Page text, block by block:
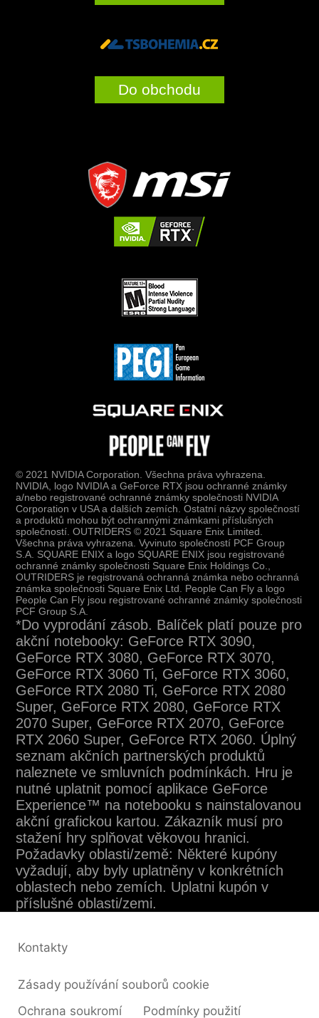
Do obchodu
© 2021 NVIDIA Corporation. Všechna práva vyhrazena.
NVIDIA, logo NVIDIA a GeForce RTX jsou ochranné známky
a/nebo registrované ochranné známky společnosti NVIDIA
Corporation v USA a dalších zemích. Ostatní názvy společností
a produktů mohou být ochrannými známkami příslušných
společností. OUTRIDERS © 2021 Square Enix Limited.
Všechna práva vyhrazena. Vyvinuto společností PCF Group
S.A. SQUARE ENIX a logo SQUARE ENIX jsou registrované
ochranné známky společnosti Square Enix Holdings Co.,
OUTRIDERS je registrovaná ochranná známka nebo ochranná
známka společnosti Square Enix Ltd. People Can Fly a logo
People Can Fly jsou registrované ochranné známky společnosti
PCF Group S.A.
*Do vyprodání zásob. Balíček platí pouze pro
akční notebooky: GeForce RTX 3090,
GeForce RTX 3080, GeForce RTX 3070,
GeForce RTX 3060 Ti, GeForce RTX 3060,
GeForce RTX 2080 Ti, GeForce RTX 2080
Super, GeForce RTX 2080, GeForce RTX
2070 Super, GeForce RTX 2070, GeForce
RTX 2060 Super, GeForce RTX 2060. Úplný
seznam akčních partnerských produktů
naleznete ve smluvních podmínkách. Hru je
nutné uplatnit pomocí aplikace GeForce
Experience™ na notebooku s nainstalovanou
akční grafickou kartou. Zákazník musí pro
stažení hry splňovat věkovou hranici.
Požadavky oblasti/země: Některé kupóny
vyžadují, aby byly uplatněny v konkrétních
oblastech nebo zemích. Uplatni kupón v
příslušné oblasti/zemi.
Zásady používání souborů cookie
Ochrana soukromí
Podmínky použití
Kontakty